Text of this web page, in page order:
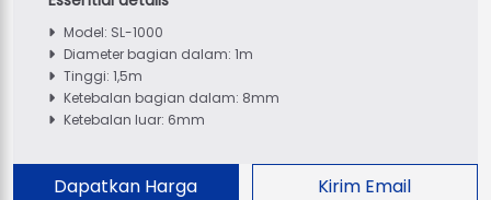
Model: SL-1000
Diameter bagian dalam: 1m
Tinggi: 1,5m
Ketebalan bagian dalam: 8mm
Ketebalan luar: 6mm
Dapatkan Harga Kirim Email